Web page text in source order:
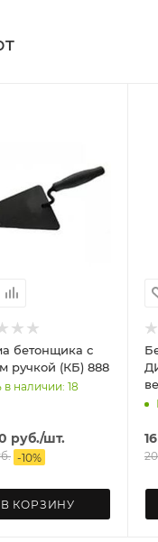
бетонщика с
пластм ручкой (КБ) 888
в наличии: 18
руб./шт.
-10%
В КОРЗИНУ